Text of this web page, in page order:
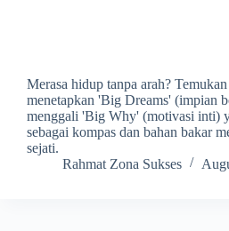
Merasa hidup tanpa arah?
menetapkan 'Big Dreams' (impian
menggali 'Big Why' (motivasi inti)
sebagai kompas dan bahan bakar
sejati.
Rahmat Zona Sukses